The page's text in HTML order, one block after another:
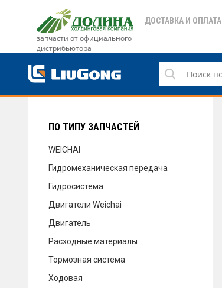
запчасти от официального
дистрибьютора
ДОСТАВКА И ОПЛАТА
ДОСТАВКА И ОПЛАТА
СЕРВИС
ПО ТИПУ ЗАПЧАСТЕЙ
WEICHAI
Гидромеханическая передача
Гидросистема
Двигатели Weichai
Двигатель
Расходные материалы
Тормозная система
Ходовая